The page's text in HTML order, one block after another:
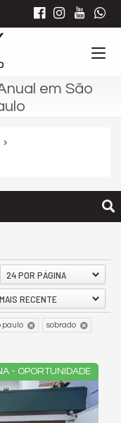
em São
24 POR PÁGINA
RECENTE
paulo sobrado
- OPORTUNIDADE